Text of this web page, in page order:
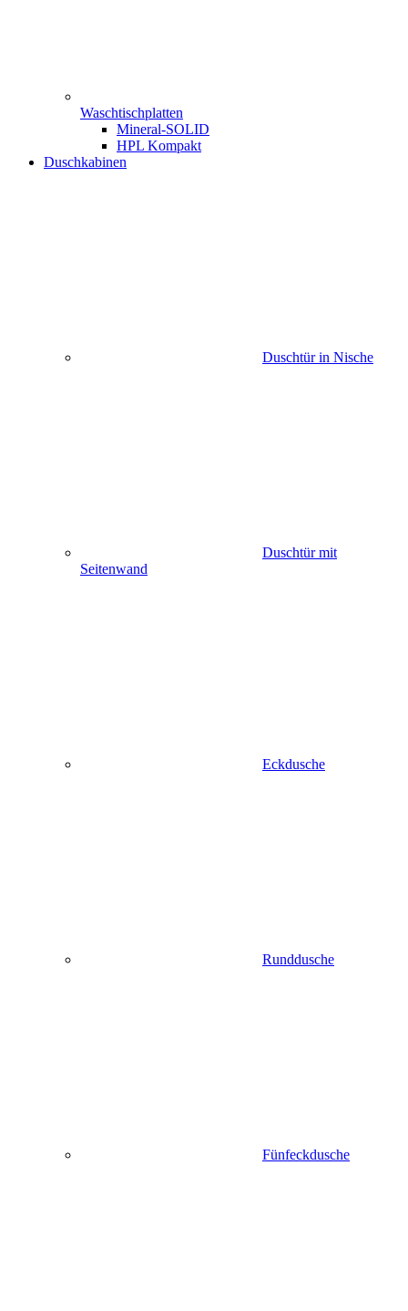
Waschtischplatten
Mineral-SOLID
HPL Kompakt
Duschkabinen
Duschtür in Nische
Duschtür mit
Seitenwand
Eckdusche
Runddusche
Fünfeckdusche